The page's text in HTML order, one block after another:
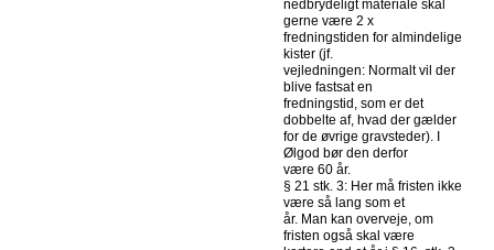
nedbrydeligt materiale skal
gerne være 2 x
fredningstiden for almindelige
kister (jf.
vejledningen: Normalt vil der
blive fastsat en
fredningstid, som er det
dobbelte af, hvad der gælder
for de øvrige gravsteder). I
Ølgod bør den derfor
være 60 år.
§ 21 stk. 3: Her må fristen ikke
være så lang som et
år. Man kan overveje, om
fristen også skal være